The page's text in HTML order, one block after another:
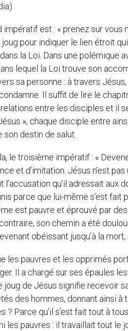
impératif est : « prenez sur vous
joug pour indiquer le lien étroit
la Loi. Dans une polémique
lequel la Loi trouve son
sa personne : à travers
Il suffit de lire le
entre les disciples et il
», chaque disciple entre
son destin de salut.
le troisième impératif : «
et d’imitation. Jésus n’est
l’accusation qu’il adressait aux
parce que lui-même s’est
est pauvre et éprouvé par
son chemin a été
obéissant jusqu’à la
les pauvres et les opprimés
Il a chargé sur ses épaules
joug de Jésus signifie recevoir
des hommes, donnant ainsi
? Parce qu’il s’est fait tout à
les pauvres : il travaillait tout le